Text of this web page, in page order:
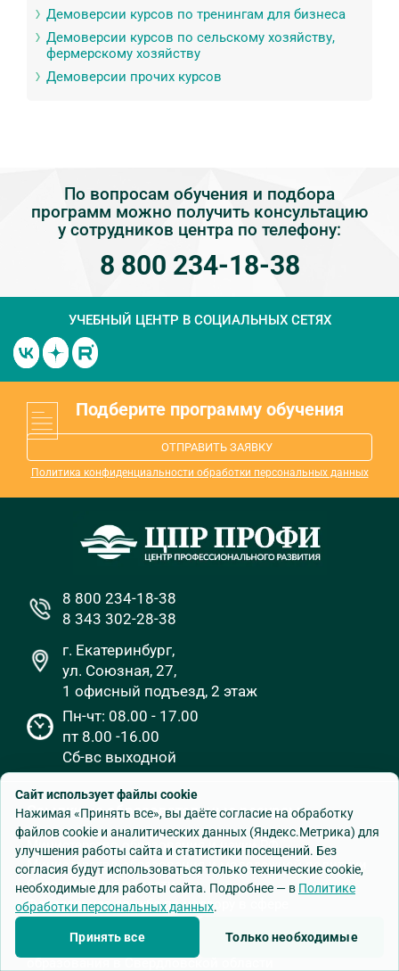
Демоверсии курсов по тренингам для бизнеса
Демоверсии курсов по сельскому хозяйству,
фермерскому хозяйству
Демоверсии прочих курсов
По вопросам обучения и подбора
программ можно получить консультацию
у сотрудников центра по телефону:
8 800 234-18-38
УЧЕБНЫЙ ЦЕНТР В СОЦИАЛЬНЫХ СЕТЯХ
Подберите программу обучения
ОТПРАВИТЬ ЗАЯВКУ
Политика конфиденциальности обработки персональных данных
8 800 234-18-38
8 343 302-28-38
г. Екатеринбург,
ул. Союзная, 27,
1 офисный подъезд, 2 этаж
Пн-чт: 08.00 - 17.00
пт 8.00 -16.00
Сб-вс выходной
Ссылки на образовательные ресурсы
Министерство образования и науки РФ
Министерство образования и молодежной политики
Свердловской области
Федеральная служба по надзору в сфере
Информационная поддержка оценки качества
Сайт использует файлы cookie
Нажимая «Принять все», вы даёте согласие на обработку
файлов cookie и аналитических данных (Яндекс.Метрика) для
улучшения работы сайта и статистики посещений. Без
согласия будут использоваться только технические cookie,
необходимые для работы сайта. Подробнее — в Политике
обработки персональных данных.
Принять все Только необходимые